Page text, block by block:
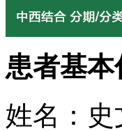
患者基本
姓名：史